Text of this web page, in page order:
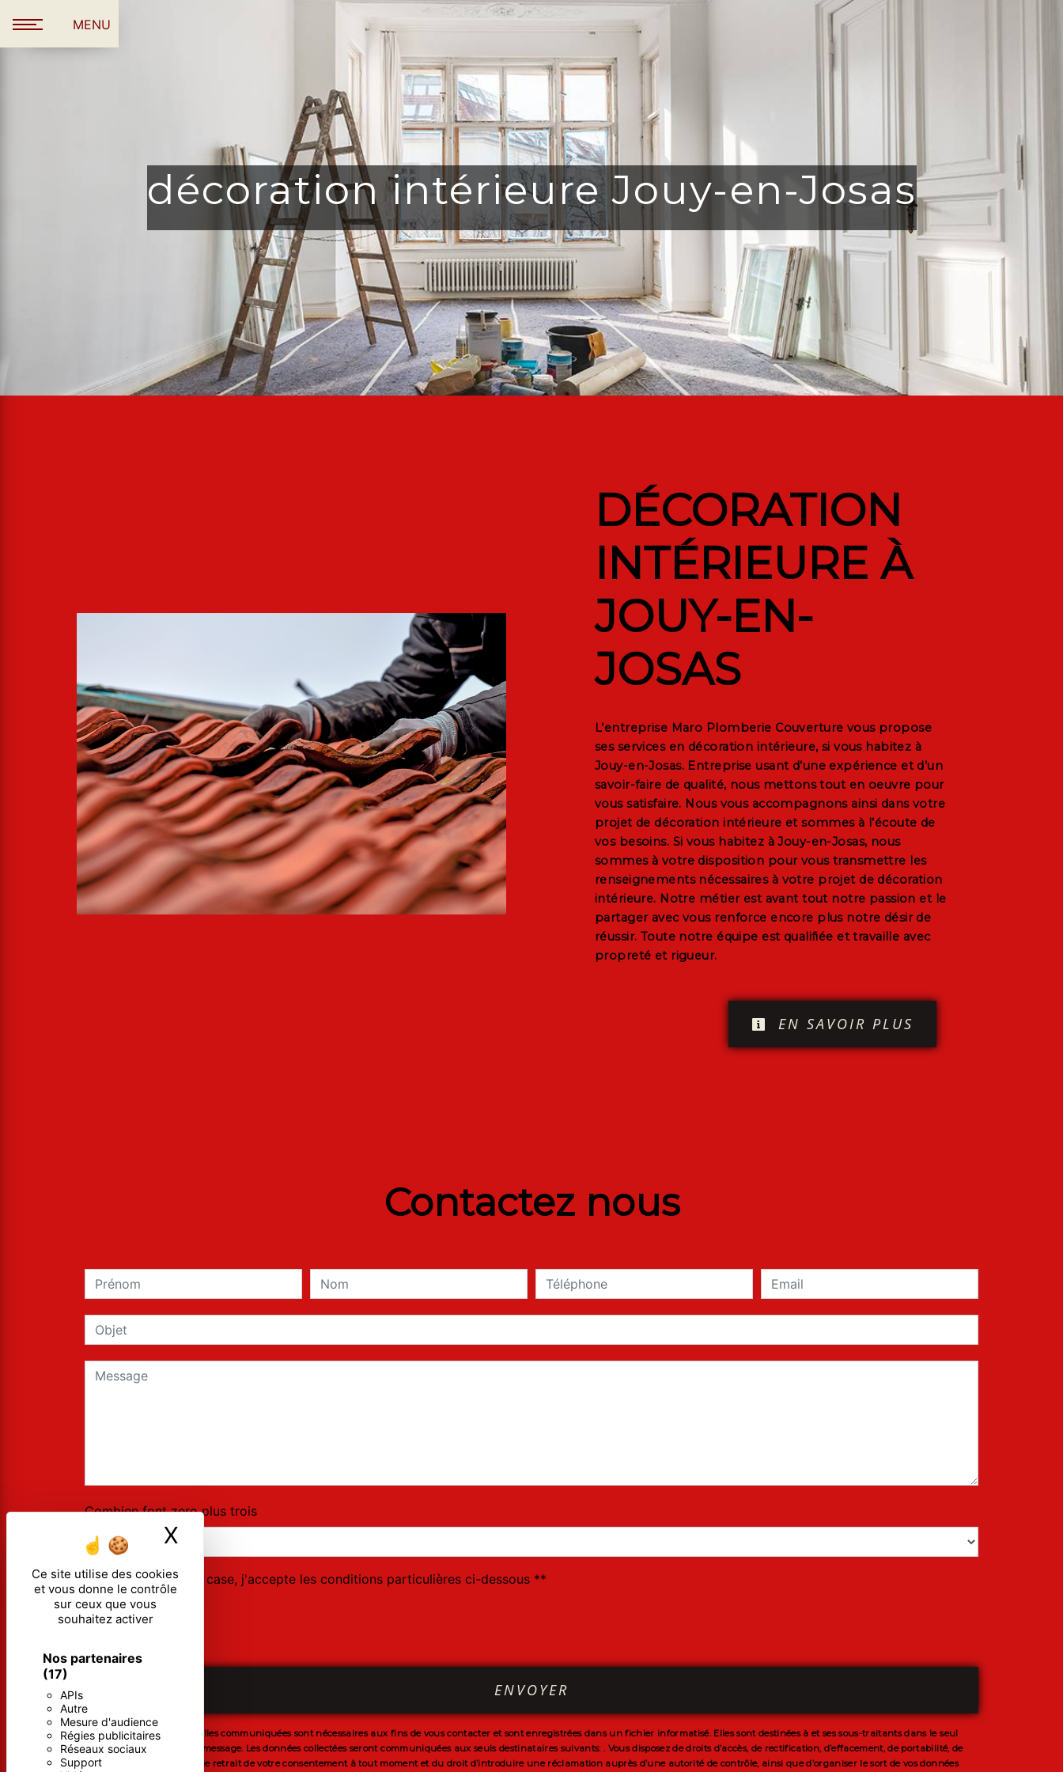
Ce site utilise des cookies
et vous donne le contrôle
sur ceux que vous
souhaitez activer
Nos partenaires
(17)
APIs
Autre
Mesure d'audience
Régies publicitaires
Réseaux sociaux
Support
X Masquer le bandeau des cookies
MENU
décoration intérieure Jouy-en-Josas
DÉCORATION
INTÉRIEURE À
JOUY-EN-
JOSAS
L’entreprise Maro Plomberie Couverture vous propose
ses services en décoration intérieure, si vous habitez à
Jouy-en-Josas. Entreprise usant d’une expérience et d’un
savoir-faire de qualité, nous mettons tout en oeuvre pour
vous satisfaire. Nous vous accompagnons ainsi dans votre
projet de décoration intérieure et sommes à l’écoute de
vos besoins. Si vous habitez àJouy-en-Josas, nous
sommes à votre disposition pour vous transmettre les
renseignements nécessaires à votre projet de décoration
intérieure. Notre métier est avant tout notre passion et le
partager avec vous renforce encore plus notre désir de
réussir. Toute notre équipe est qualifiée et travaille avec
propreté et rigueur.
EN SAVOIR PLUS
Contactez nous
Combien font zero plus trois
En cochant cette case, j'accepte les conditions particulières ci-dessous **
ENVOYER
** Les données personnelles communiquées sont nécessaires aux fins de vous contacter et sont enregistrées dans un fichier informatisé. Elles sont destinées à et ses sous-traitants dans le seul
but de répondre à votre message. Les données collectées seront communiquées aux seuls destinataires suivants: . Vous disposez de droits d’accès, de rectification, d’effacement, de portabilité, de
limitation, d’opposition, de retrait de votre consentement à tout moment et du droit d’introduire une réclamation auprès d’une autorité de contrôle, ainsi que d’organiser le sort de vos données